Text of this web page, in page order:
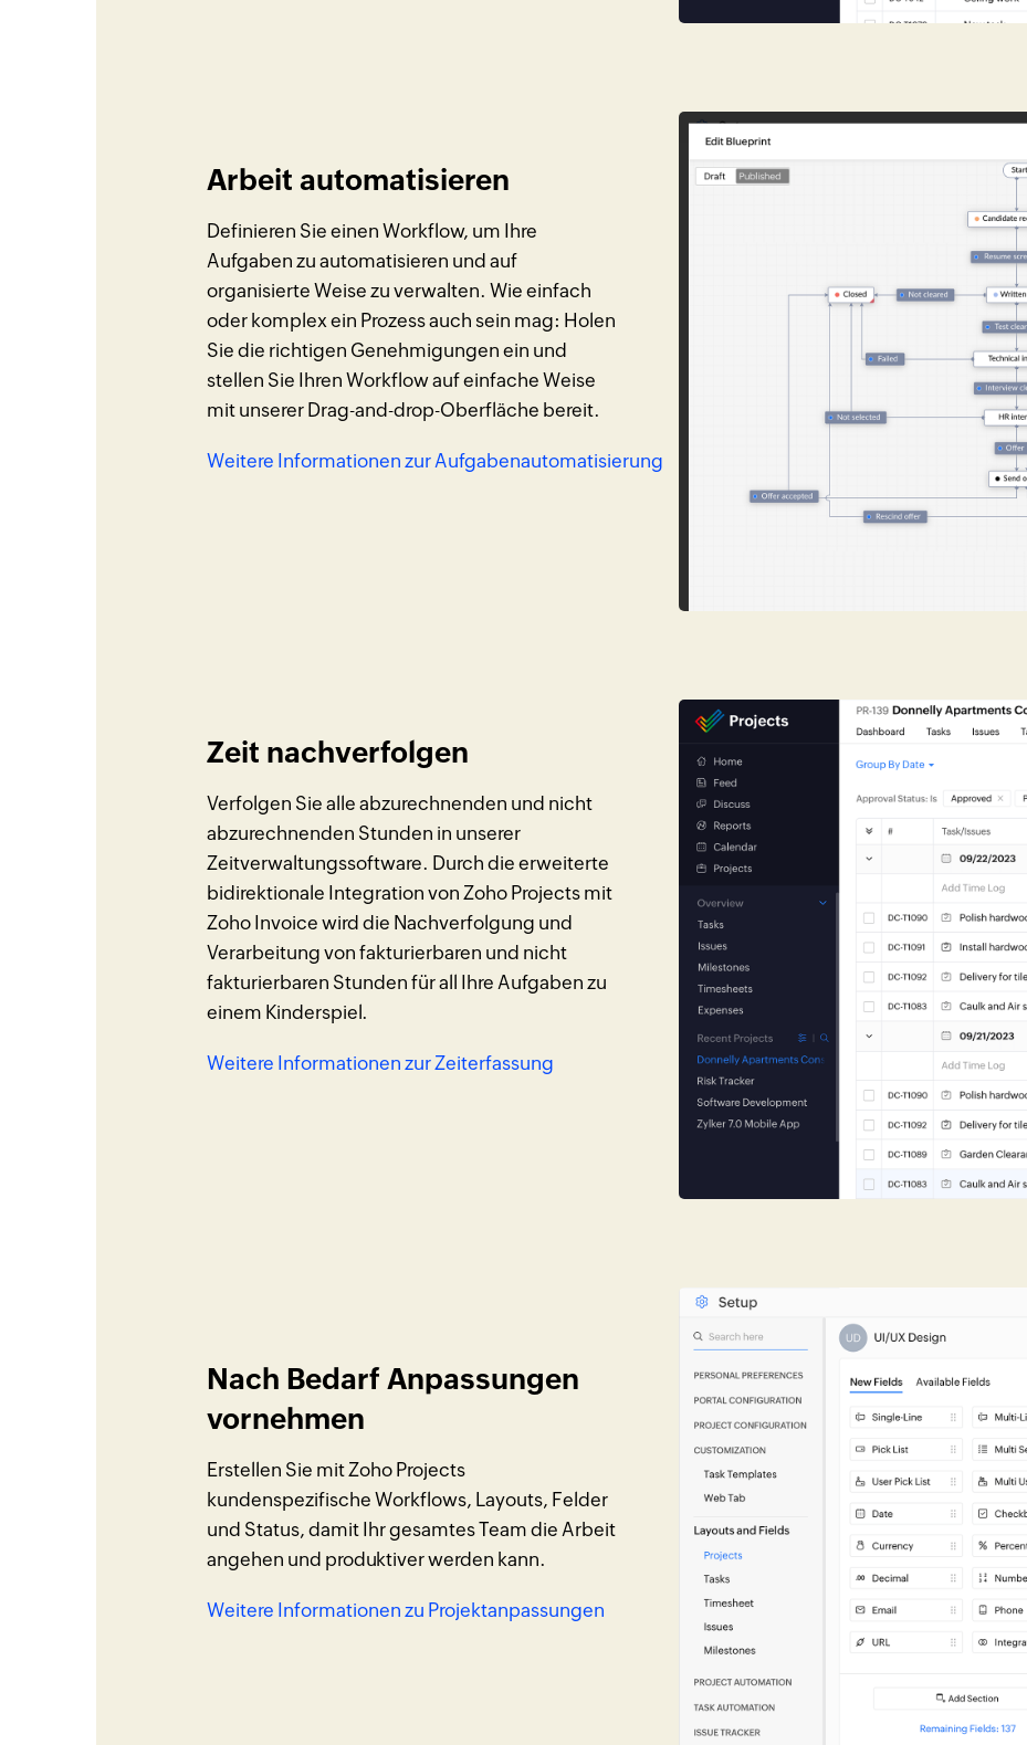
Arbeit automatisieren
Definieren Sie einen Workflow, um Ihre
Aufgaben zu automatisieren und auf
organisierte Weise zu verwalten. Wie einfach
oder komplex ein Prozess auch sein mag: Holen
Sie die richtigen Genehmigungen ein und
stellen Sie Ihren Workflow auf einfache Weise
mit unserer Drag-and-drop-Oberfläche bereit.
Weitere Informationen zur Aufgabenautomatisierung
Zeit nachverfolgen
Verfolgen Sie alle abzurechnenden und nicht
abzurechnenden Stunden in unserer
Zeitverwaltungssoftware. Durch die erweiterte
bidirektionale Integration von Zoho Projects mit
Zoho Invoice wird die Nachverfolgung und
Verarbeitung von fakturierbaren und nicht
fakturierbaren Stunden für all Ihre Aufgaben zu
einem Kinderspiel.
Weitere Informationen zur Zeiterfassung
Nach Bedarf Anpassungen
vornehmen
Erstellen Sie mit Zoho Projects
kundenspezifische Workflows, Layouts, Felder
und Status, damit Ihr gesamtes Team die Arbeit
angehen und produktiver werden kann.
Weitere Informationen zu Projektanpassungen